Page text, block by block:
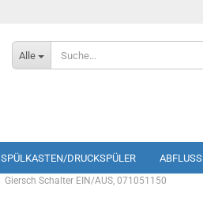
Alle
SPÜLKASTEN/DRUCKSPÜLER ABFLUSS
Giersch Schalter EIN/AUS, 071051150